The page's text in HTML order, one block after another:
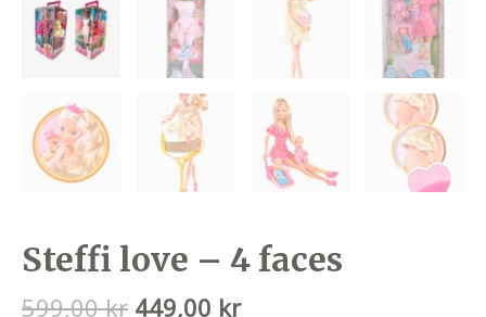
Steffi love – 4 faces
599,00kr Det
449,00 krDet